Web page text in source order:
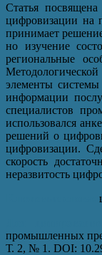
Статья
цифровизации на
принимает
но изучение
региональные
элементы
информации
специалистов
использовался
решений о
цифровизации.
скорость
неразвитость
промышленных
Т. 2, № 1. DOI: